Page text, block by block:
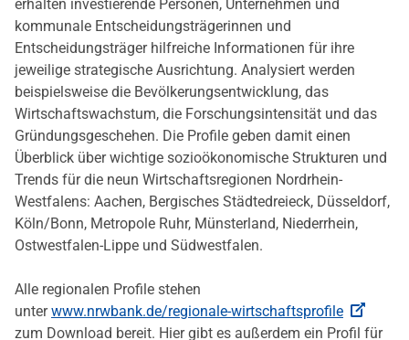
erhalten investierende Personen, Unternehmen und
kommunale Entscheidungsträgerinnen und
Entscheidungsträger hilfreiche Informationen für ihre
jeweilige strategische Ausrichtung. Analysiert werden
beispielsweise die Bevölkerungsentwicklung, das
Wirtschaftswachstum, die Forschungsintensität und das
Gründungsgeschehen. Die Profile geben damit einen
Überblick über wichtige sozioökonomische Strukturen und
Trends für die neun Wirtschaftsregionen Nordrhein-
Westfalens: Aachen, Bergisches Städtedreieck, Düsseldorf,
Köln/Bonn, Metropole Ruhr, Münsterland, Niederrhein,
Ostwestfalen-Lippe und Südwestfalen.
Alle regionalen Profile stehen
unterwww.nrwbank.de/regionale-wirtschaftsprofile
zum Download bereit. Hier gibt es außerdem ein Profil für